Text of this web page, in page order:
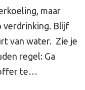
maar
verdrinking. Blijf
van water. Zie je
regel: Ga
te…